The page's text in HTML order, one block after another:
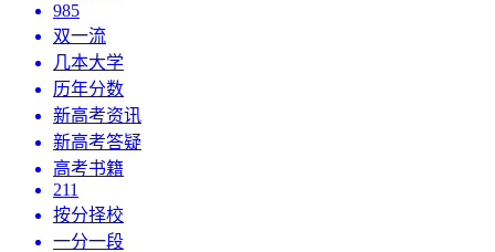
985
双一流
几本大学
历年分数
新高考资讯
新高考答疑
高考书籍
211
按分择校
一分一段